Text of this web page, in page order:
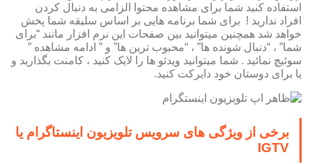
استفاده کنید شما برای مشاهده محتوا الزامی به دنبال کردن
افراد ندارید ! برای شما برنامه هایی بر اساس سلیقه شما پخش
خواهد شد همچنین میتوانید بین صفحات این نرم افزار مانند “برای
شما” ، “دنبال شونده ها” ، “محبوب ترین ها” و ” ادامه مشاهده ”
سوئیچ نمائید . شما میتوانید ویدئو ها را لایک کنید ، کامنت بگذارید و
یا برای دوستان خود دایرکت کنید.
برخی از ویژگی های سرویس تلویزیون اینستاگرام یا
IGTV